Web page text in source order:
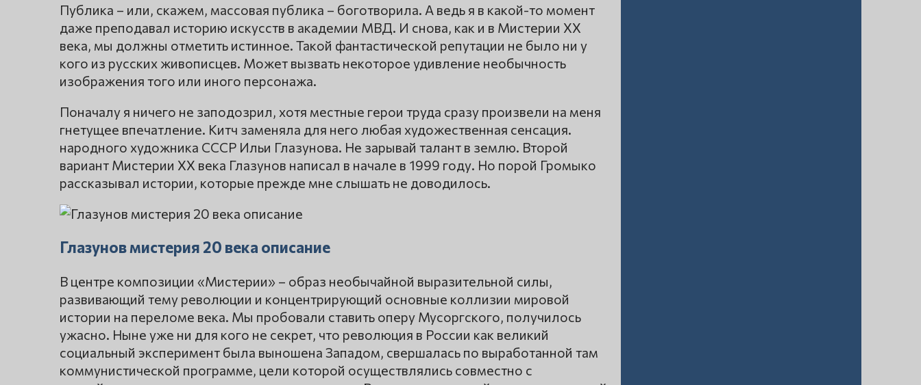
Публика – или, скажем, массовая публика – боготворила. А ведь я в какой-то момент
даже преподавал историю искусств в академии МВД. И снова, как и в Мистерии XX
века, мы должны отметить истинное. Такой фантастической репутации не было ни у
кого из русских живописцев. Может вызвать некоторое удивление необычность
изображения того или иного персонажа.
Поначалу я ничего не заподозрил, хотя местные герои труда сразу произвели на меня
гнетущее впечатление. Китч заменяла для него любая художественная сенсация.
народного художника СССР Ильи Глазунова. Не зарывай талант в землю. Второй
вариант Мистерии ХХ века Глазунов написал в начале в 1999 году. Но порой Громыко
рассказывал истории, которые прежде мне слышать не доводилось.
Глазунов мистерия 20 века описание
В центре композиции «Мистерии» – образ необычайной выразительной силы,
развивающий тему революции и концентрирующий основные коллизии мировой
истории на переломе века. Мы пробовали ставить оперу Мусоргского, получилось
ужасно. Ныне уже ни для кого не секрет, что революция в России как великий
социальный эксперимент была выношена Западом, свершалась по выработанной там
коммунистической программе, цели которой осуществлялись совместно с